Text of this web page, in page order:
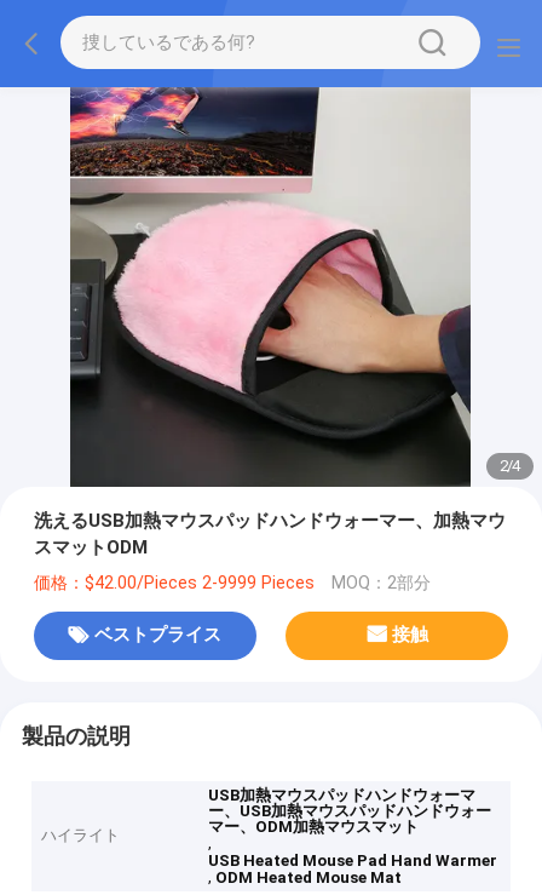
2/4
洗えるUSB加熱マウスパッドハンドウォーマー、加熱マウ
スマットODM
価格：$42.00/Pieces 2-9999 Pieces MOQ：2部分
ベストプライス 接触
製品の説明
ハイライト
USB加熱マウスパッドハンドウォーマ
ー、USB加熱マウスパッドハンドウォー
マー、ODM加熱マウスマット
,
USB Heated Mouse Pad Hand Warmer
, ODM Heated Mouse Mat